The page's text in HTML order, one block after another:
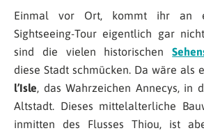
Einmal vor Ort, kommt ihr an
Sightseeing-Tour eigentlich gar
sind die vielen historischen
diese Stadt schmücken. Da wäre als
l’Isle, das Wahrzeichen Annecys, in
Altstadt. Dieses mittelalterliche
inmitten des Flusses Thiou, ist